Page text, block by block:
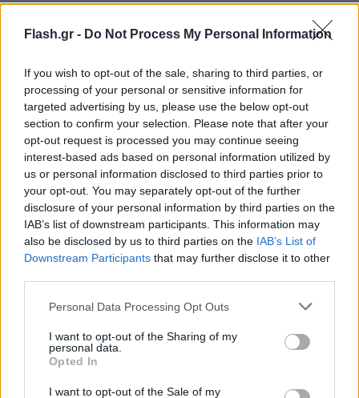
Flash.gr - Do Not Process My Personal Information
If you wish to opt-out of the sale, sharing to third parties, or
processing of your personal or sensitive information for
targeted advertising by us, please use the below opt-out
section to confirm your selection. Please note that after your
opt-out request is processed you may continue seeing
interest-based ads based on personal information utilized by
us or personal information disclosed to third parties prior to
your opt-out. You may separately opt-out of the further
disclosure of your personal information by third parties on the
IAB’s list of downstream participants. This information may
also be disclosed by us to third parties on the IAB’s List of
Downstream Participants that may further disclose it to other
Please note that this website/app uses one or more Google
not limited to your visit or usage behaviour. You may click to
grant or deny consent to Google and its third-party tags to
use your data for below specified purposes in below Google
consent section.
Personal Data Processing Opt Outs
I want to opt-out of the Sharing of my
personal data.
Opted In
I want to opt-out of the Sale of my
Ιαπωνία: Απίθανο βίντεο από χειρουργείο τη
στιγμή του σεισμού 7,1 Ρίχτερ - Αγκάλιασαν τον
ασθενή
07.08.2026 ΓΙΏΡΓΟΣ ΓΕΩΡΓΑΚΌΠΟΥΛΟΣ